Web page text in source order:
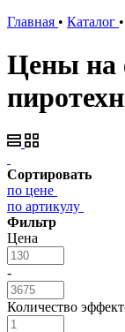
Главная • Каталог •
Цены на
Сортировать
по цене
по артикулу
Фильтр
Цена
-
Количество